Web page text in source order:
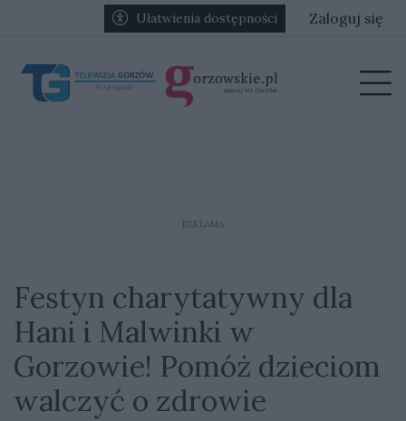
Przejdź do głównych treści
Przejdź do głównego menuUłatwienia dostępności Zaloguj się
REKLAMA
Festyn charytatywny dla
Hani i Malwinki w
Gorzowie! Pomóż dzieciom
walczyć o zdrowie